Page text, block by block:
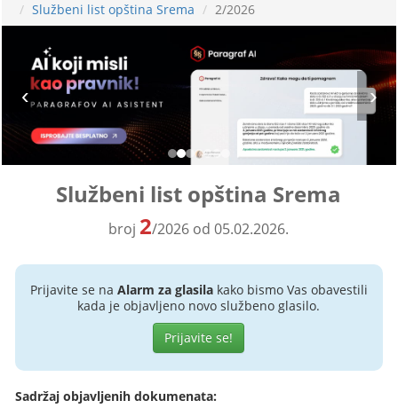
Službeni list opština Srema
2/2026
Službeni list opština Srema
broj 2/2026 od 05.02.2026.
Prijavite se na Alarm za glasilakako bismo Vas obavestili
kada je objavljeno novo službeno glasilo.
Prijavite se!
Sadržaj objavljenih dokumenata: